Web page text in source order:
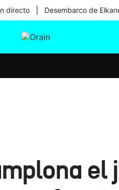
directo Desembarco de
el